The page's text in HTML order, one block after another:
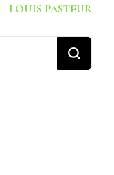
LOUIS PASTEUR